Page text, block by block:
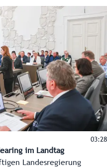
sowie die Landesräte
Christian Pewny und
03:28
im Landtag
Landesregierung